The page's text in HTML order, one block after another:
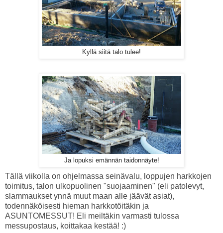
Kyllä siitä talo tulee!
Ja lopuksi emännän taidonnäyte!
Tällä viikolla on ohjelmassa seinävalu, loppujen harkkojen
toimitus, talon ulkopuolinen "suojaaminen" (eli patolevyt,
slammaukset ynnä muut maan alle jäävät asiat),
todennäköisesti hieman harkkotöitäkin ja
ASUNTOMESSUT! Eli meiltäkin varmasti tulossa
messupostaus, koittakaa kestää! :)